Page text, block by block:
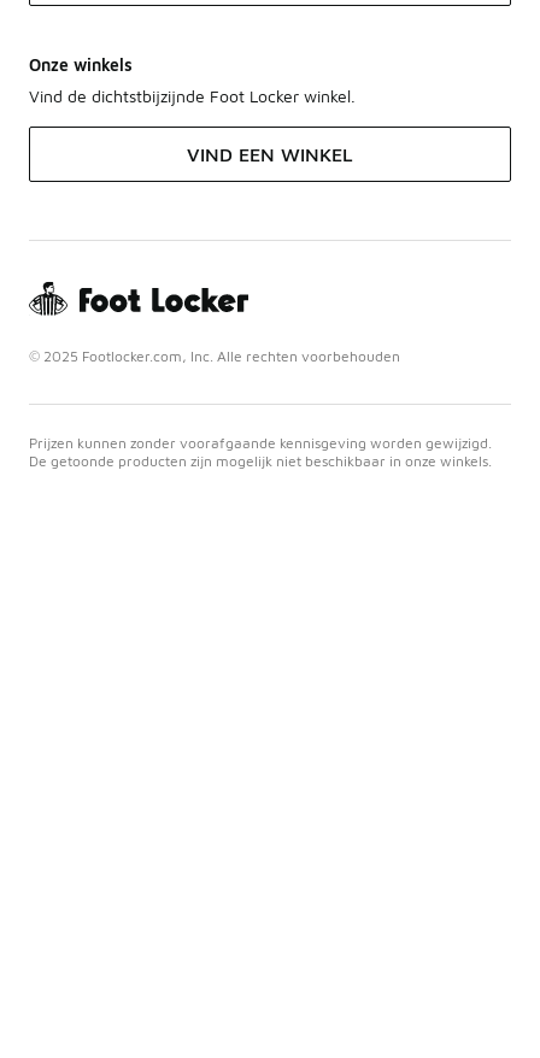
Onze winkels
Vind de dichtstbijzijnde Foot Locker winkel.
VIND EEN WINKEL
© 2025 Footlocker.com, Inc. Alle rechten voorbehouden
Prijzen kunnen zonder voorafgaande kennisgeving worden gewijzigd.
De getoonde producten zijn mogelijk niet beschikbaar in onze winkels.